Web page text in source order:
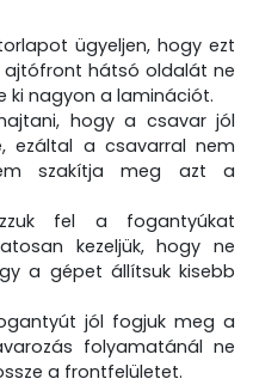
ügyeljen, hogy ezt
ajtófront hátsó oldalát ne
ki nagyon a laminációt.
hogy a csavar jól
ezáltal a csavarral nem
szakítja meg azt a
fel a fogantyúkat
kezeljük, hogy ne
a gépet állítsuk kisebb
jól fogjuk meg a
folyamatánál ne
a frontfelületet.